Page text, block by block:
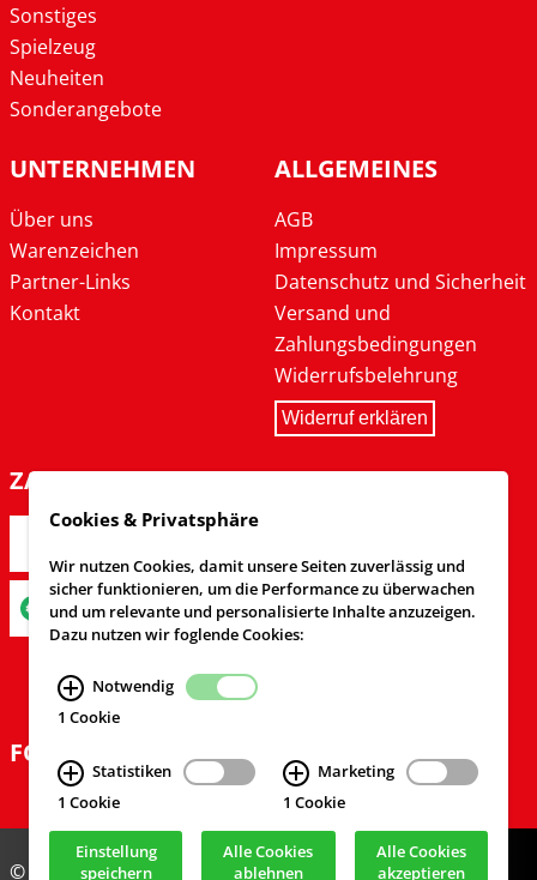
Sonstiges
Spielzeug
Neuheiten
Sonderangebote
UNTERNEHMEN
Über uns
Warenzeichen
Partner-Links
Kontakt
ALLGEMEINES
AGB
Impressum
Datenschutz und Sicherheit
Versand und
Zahlungsbedingungen
Widerrufsbelehrung
Widerruf erklären
ZAHLARTEN
FOLGEN SIE UNS
© Feuerwehrversand 2024
Cookies & Privatsphäre
Wir nutzen Cookies, damit unsere Seiten zuverlässig und
sicher funktionieren, um die Performance zu überwachen
und um relevante und personalisierte Inhalte anzuzeigen.
Dazu nutzen wir foglende Cookies:
Notwendig
1 Cookie
Statistiken
1 Cookie
Marketing
1 Cookie
Einstellung
speichern
Alle Cookies
ablehnen
Alle Cookies
akzeptieren